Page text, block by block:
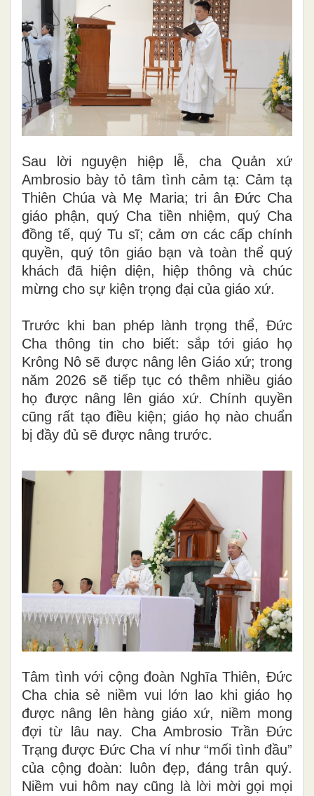
Sau lời nguyện hiệp lễ, cha Quản xứ
Ambrosio bày tỏ tâm tình cảm tạ: Cảm tạ
Thiên Chúa và Mẹ Maria; tri ân Đức Cha
giáo phận, quý Cha tiền nhiệm, quý Cha
đồng tế, quý Tu sĩ; cảm ơn các cấp chính
quyền, quý tôn giáo bạn và toàn thể quý
khách đã hiện diện, hiệp thông và chúc
mừng cho sự kiện trọng đại của giáo xứ.
Trước khi ban phép lành trọng thể, Đức
Cha thông tin cho biết: sắp tới giáo họ
Krông Nô sẽ được nâng lên Giáo xứ; trong
năm 2026 sẽ tiếp tục có thêm nhiều giáo
họ được nâng lên giáo xứ. Chính quyền
cũng rất tạo điều kiện; giáo họ nào chuẩn
bị đầy đủ sẽ được nâng trước.
Tâm tình với cộng đoàn Nghĩa Thiên, Đức
Cha chia sẻ niềm vui lớn lao khi giáo họ
được nâng lên hàng giáo xứ, niềm mong
đợi từ lâu nay. Cha Ambrosio Trần Đức
Trạng được Đức Cha ví như “mối tình đầu”
của cộng đoàn: luôn đẹp, đáng trân quý.
Niềm vui hôm nay cũng là lời mời gọi mọi